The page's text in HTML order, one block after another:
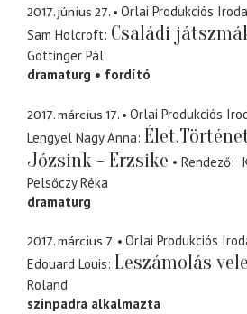
2017. június 27.
Orlai Produkciós Iroda
Sam Holcroft Családi
Göttinger Pál
dramaturg
fordító
2017. március 17.
Orlai Produkciós
Lengyel Nagy Anna
Józsink - Erzsike
Rendező
Pelsőczy Réka
dramaturg
2017. március 7.
Orlai Produkciós
Edouard Louis Leszámolás
Roland
szinpadra alkalmazta